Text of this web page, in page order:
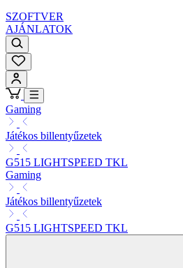
SZOFTVER
AJÁNLATOK
Gaming
Játékos billentyűzetek
G515 LIGHTSPEED TKL
Gaming
Játékos billentyűzetek
G515 LIGHTSPEED TKL